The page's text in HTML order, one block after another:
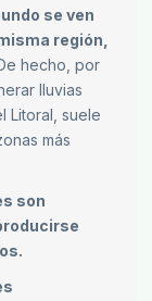
se ven
región,
hecho, por
lluvias
Litoral, suele
más
son